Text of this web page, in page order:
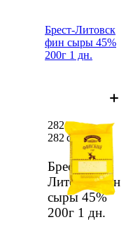
Брест-Литовск
фин сыры 45%
200г 1 дн.
Брест-
Литовск фин
сыры 45%
200г 1 дн.
282 сом
282 сом